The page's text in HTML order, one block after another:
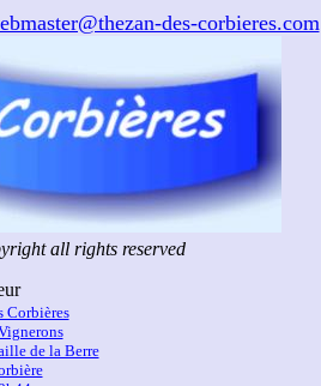
des-corbieres.com
all rights reserved
Corbières
de la Berre